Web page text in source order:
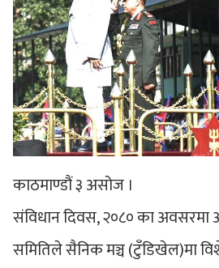
काठमाण्डौं ३ असोज ।
संविधान दिवस, २०८० का
समितिले सैनिक मञ्च (टुँडिखेल)मा